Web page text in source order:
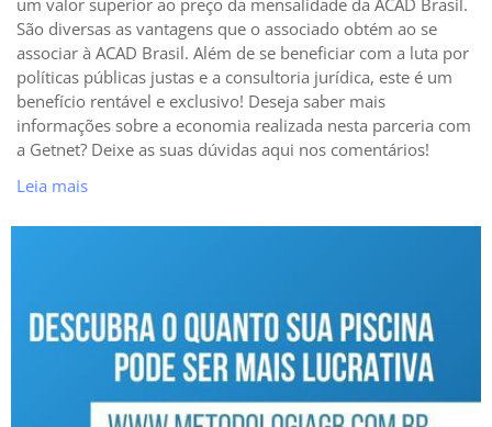
São diversas as vantagens que o associado obtém ao se
associar à ACAD Brasil. Além de se beneficiar com a luta por
políticas públicas justas e a consultoria jurídica, este é um
benefício rentável e exclusivo! Deseja saber mais
informações sobre a economia realizada nesta parceria com
a Getnet? Deixe as suas dúvidas aqui nos comentários!
Leia mais